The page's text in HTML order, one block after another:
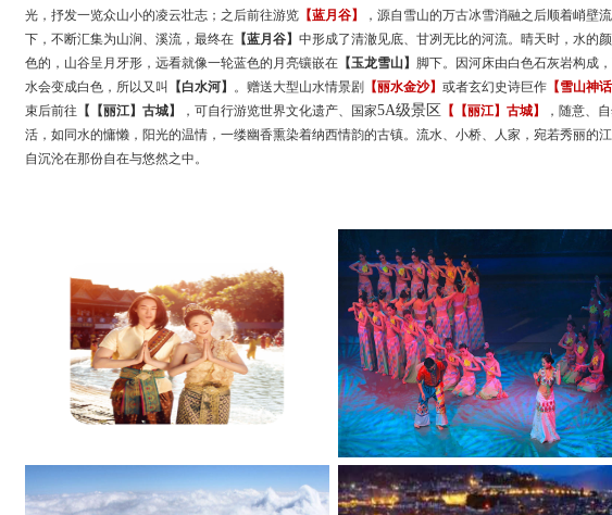
光，抒发一览众山小的凌云壮志；之后前往游览【蓝月谷】
，源自雪山的万古冰雪消融之后顺着峭壁
下，不断汇集为山涧、溪流，最终在【蓝月谷】 中形成了清澈见底、甘冽无比的河流。晴天时，水的
色的，山谷呈月牙形，远看就像一轮蓝色的月亮镶嵌在【玉龙雪山】
脚下。因河床由白色石灰岩构成
水会变成白色，所以又叫
【白水河】 。赠送大型山水情景剧 【丽水金沙】 或者玄幻史诗巨作【雪山神话
束后前往 【 【丽江】 古城】 ， 可自行游览世界文化遗产、国家5A级景区 【 【丽江】 古城】
，随意、
活，如同水的慵懒，阳光的温情，一缕幽香熏染着纳西情韵的古镇。流水、小桥、人家，宛若秀丽的
自沉沦在那份自在与悠然之中。